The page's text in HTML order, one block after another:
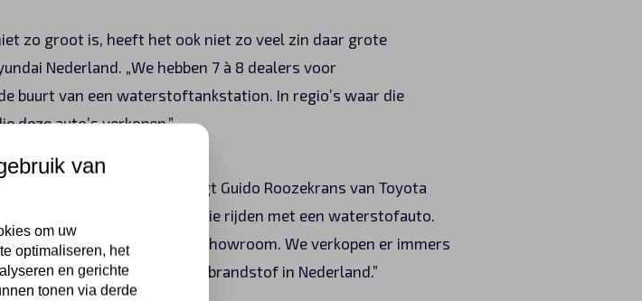
zo groot is, heeft het ook niet zo veel zin daar grote
Nederland. „We hebben 7 à 8 dealers voor
buurt van een waterstoftankstation. In regio’s waar die
deze auto’s verkopen.”
in een Toyota Mirai”, zegt Guido Roozekrans van Toyota
en bedrijven die rijden met een waterstofauto.
Twente ook nog niet in de showroom. We verkopen er immers
van de invoering van deze brandstof in Nederland.”
van
om uw
optimaliseren, het
en gerichte
tonen via derde